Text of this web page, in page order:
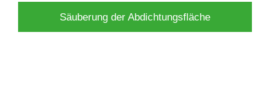
Säuberung der Abdichtungsfläche